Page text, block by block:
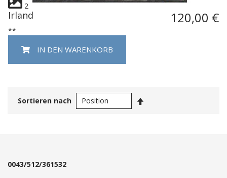
2
Irland 120,00 €
**
IN DEN WARENKORB
Sortieren nach
0043/512/361532